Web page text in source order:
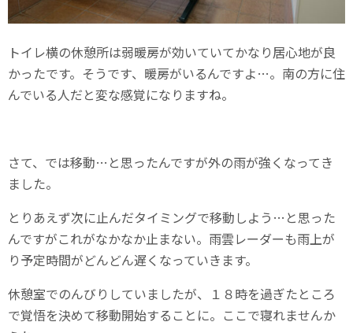
トイレ横の休憩所は弱暖房が効いていてかなり居心地が良
かったです。そうです、暖房がいるんですよ…。南の方に住
んでいる人だと変な感覚になりますね。
さて、では移動…と思ったんですが外の雨が強くなってき
ました。
とりあえず次に止んだタイミングで移動しよう…と思った
んですがこれがなかなか止まない。雨雲レーダーも雨上が
り予定時間がどんどん遅くなっていきます。
休憩室でのんびりしていましたが、１８時を過ぎたところ
で覚悟を決めて移動開始することに。ここで寝れませんか